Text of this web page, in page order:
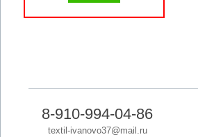
8-910-994-04-86
textil-ivanovo37@mail.ru